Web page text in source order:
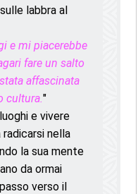
labbra al
e mi piacerebbe
fare un salto
affascinata
cultura."
e vivere
radicarsi nella
la sua mente
da ormai
verso il